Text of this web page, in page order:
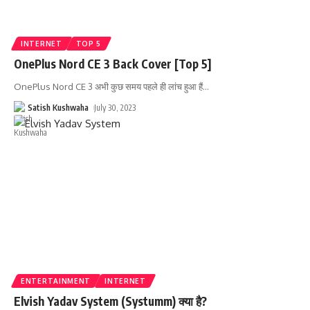
INTERNET TOP 5
OnePlus Nord CE 3 Back Cover [Top 5]
OnePlus Nord CE 3 अभी कुछ समय पहले ही लांच हुआ हैं…
Satish Kushwaha July 30, 2023
ENTERTAINMENT INTERNET
Elvish Yadav System (Systumm) क्या है?